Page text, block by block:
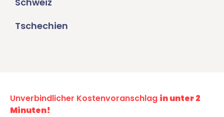
Tschechien
Unverbindlicher Kostenvoranschlag in unter 2
Minuten!